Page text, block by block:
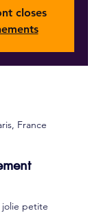
closes
France
petite